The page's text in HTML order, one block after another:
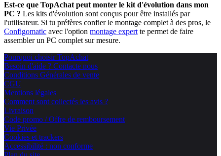
Est-ce que TopAchat peut monter le kit d'évolution dans mon
PC ? Les kits d'évolution sont conçus pour être installés par
l'utilisateur. Si tu préfères confier le montage complet à des pros, le
Configomatic avec l'option montage expert te permet de faire
assembler un PC complet sur mesure.
Pourquoi choisir TopAchat
Besoin d'aide ? Contacte nous
Conditions Générales de vente
CGU
Mentions légales
Comment sont collectés les avis ?
Livraison
Code promo / Offre de remboursement
Vie Privée
Cookies et trackers
Accessibilité : non conforme